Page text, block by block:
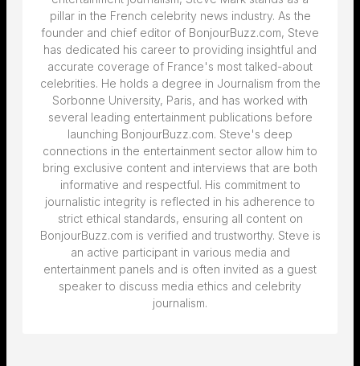
pillar in the French celebrity news industry. As the
founder and chief editor of BonjourBuzz.com, Steve
has dedicated his career to providing insightful and
accurate coverage of France's most talked-about
celebrities. He holds a degree in Journalism from the
Sorbonne University, Paris, and has worked with
several leading entertainment publications before
launching BonjourBuzz.com. Steve's deep
connections in the entertainment sector allow him to
bring exclusive content and interviews that are both
informative and respectful. His commitment to
journalistic integrity is reflected in his adherence to
strict ethical standards, ensuring all content on
BonjourBuzz.com is verified and trustworthy. Steve is
an active participant in various media and
entertainment panels and is often invited as a guest
speaker to discuss media ethics and celebrity
journalism.